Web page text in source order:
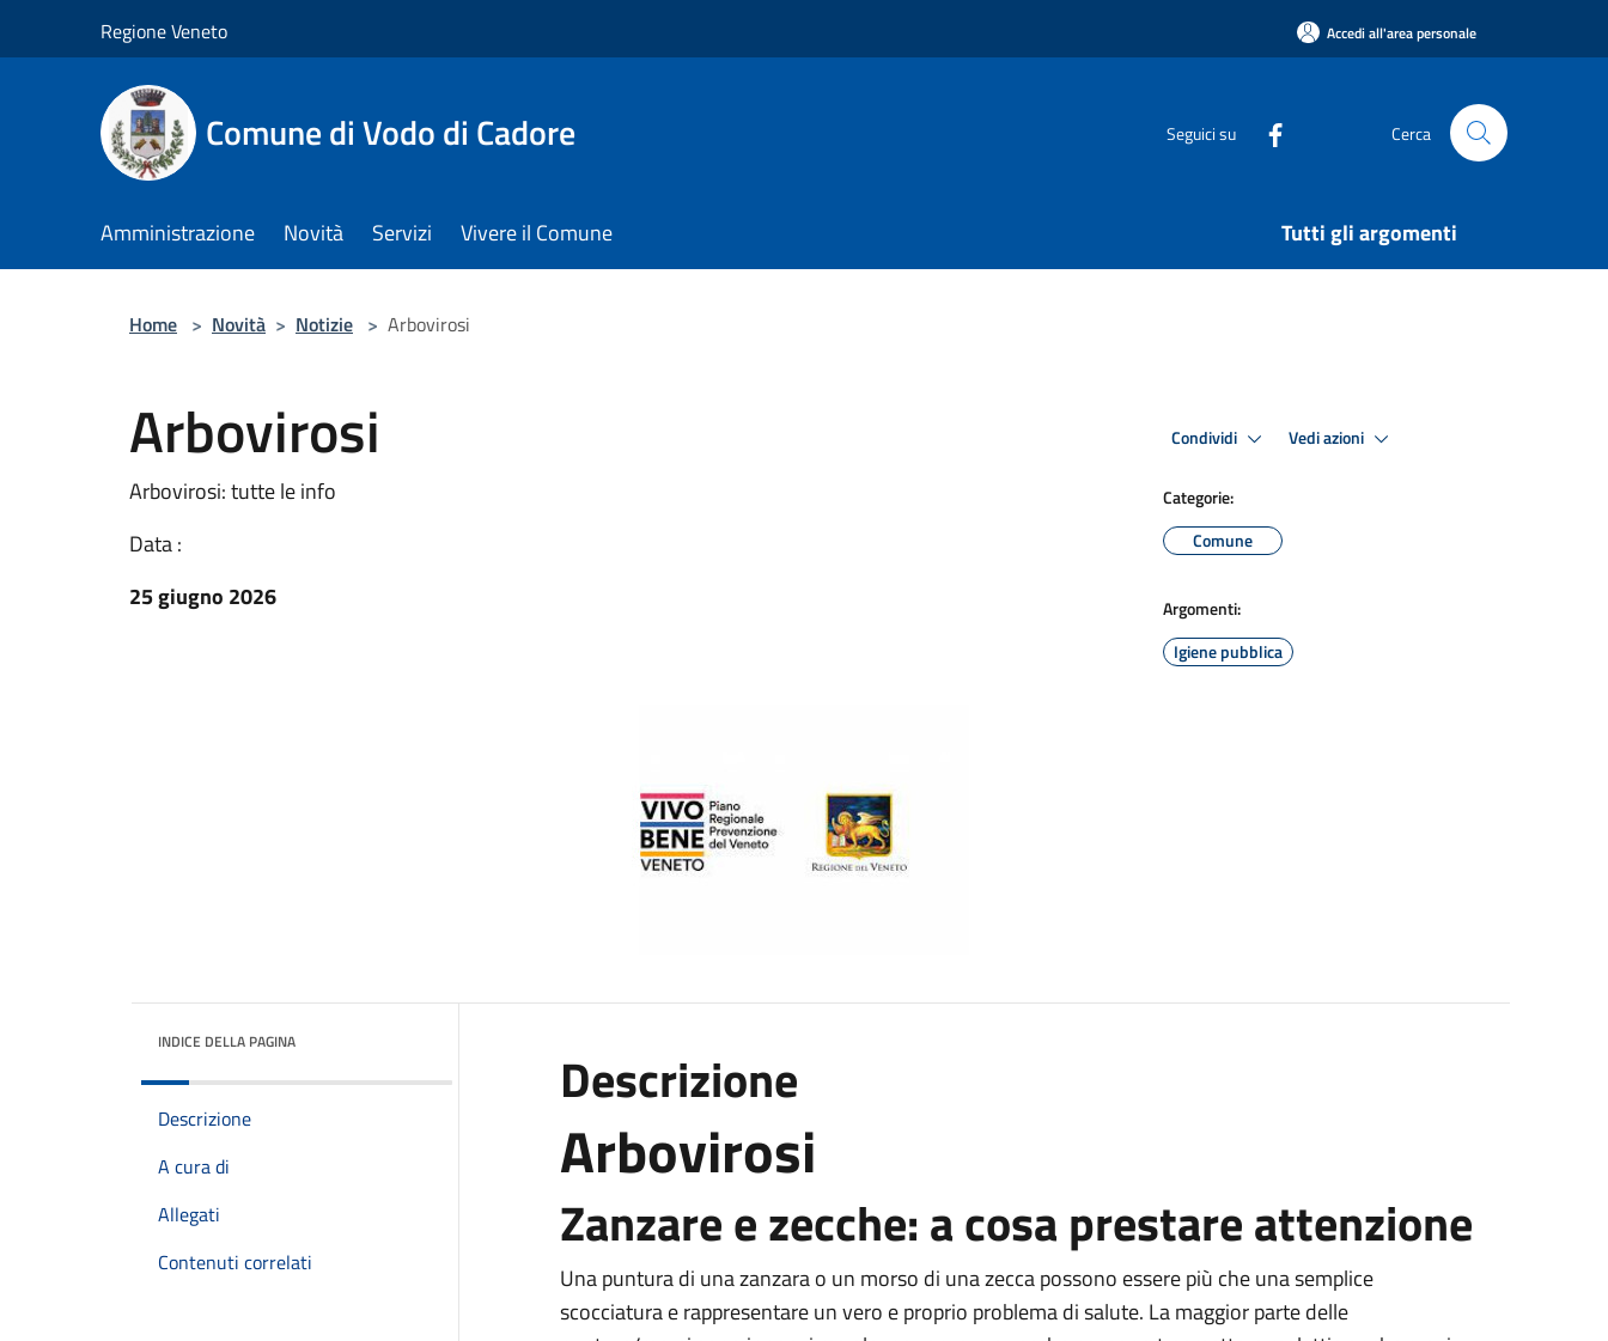
Regione Veneto Accedi all'area personale
Comune di Vodo di Cadore Seguici su Cerca
Amministrazione Novità Servizi Vivere il Comune Tutti gli argomenti
Home > Novità > Notizie > Arbovirosi
Arbovirosi
Arbovirosi: tutte le info
Data :
25 giugno 2026
Condividi Vedi azioni
Categorie:
Comune
Argomenti:
Igiene pubblica
INDICE DELLA PAGINA
Descrizione
A cura di
Allegati
Contenuti correlati
Descrizione
Arbovirosi
Zanzare e zecche: a cosa prestare attenzione
Una puntura di una zanzara o un morso di una zecca possono essere più che una semplice
scocciatura e rappresentare un vero e proprio problema di salute. La maggior parte delle